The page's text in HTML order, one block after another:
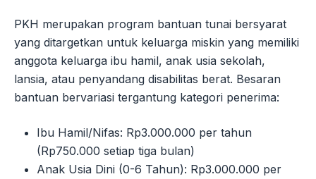
PKH merupakan program bantuan tunai bersyarat
yang ditargetkan untuk keluarga miskin yang memiliki
anggota keluarga ibu hamil, anak usia sekolah,
lansia, atau penyandang disabilitas berat. Besaran
bantuan bervariasi tergantung kategori penerima:
Ibu Hamil/Nifas: Rp3.000.000 per tahun
(Rp750.000 setiap tiga bulan)
Anak Usia Dini (0-6 Tahun): Rp3.000.000 per